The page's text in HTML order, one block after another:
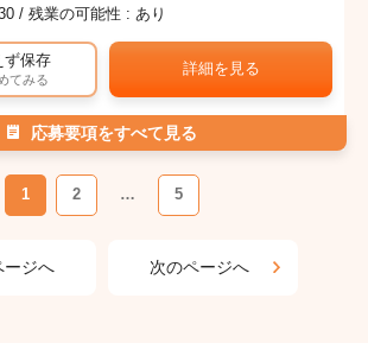
/ 残業の可能性 : あり
ず保存
てみる
詳細を見る
応募要項をすべて見る
1 2 … 5
ージへ 次のページへ